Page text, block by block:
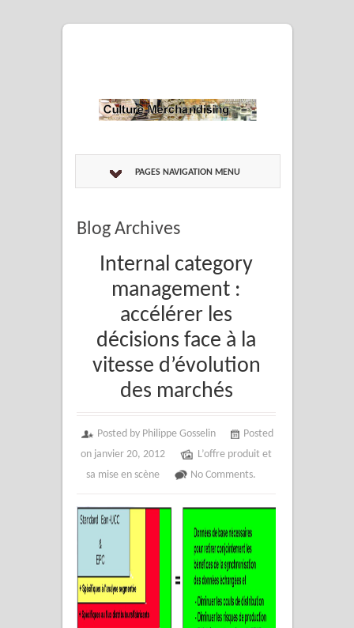
PAGES NAVIGATION MENU
Blog Archives
Internal category
management :
accélérer les
décisions face à la
vitesse d’évolution
des marchés
Posted by Philippe Gosselin
Posted
on janvier 20, 2012
L’offre produit et
sa mise en scène
No Comments.